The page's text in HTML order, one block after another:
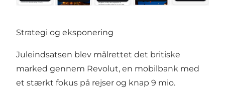
Strategi og eksponering
Juleindsatsen blev målrettet det britiske
marked gennem Revolut, en mobilbank med
et stærkt fokus på rejser og knap 9 mio.